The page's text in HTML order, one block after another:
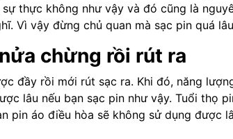
thực không như vậy và đó cũng là
Vì vậy đừng chủ quan mà sạc pin quá
chừng rồi rút ra
đầy rồi mới rút sạc ra. Khi đó, năng
lâu nếu bạn sạc pin như vậy. Tuổi thọ
pin áo điều hòa sẽ không sử dụng được